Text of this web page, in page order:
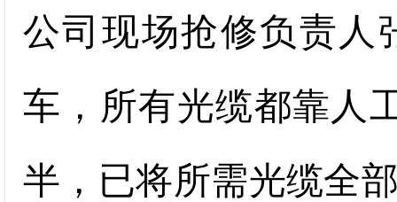
公司现场抢修负责人
车，所有光缆都靠人
半，已将所需光缆全